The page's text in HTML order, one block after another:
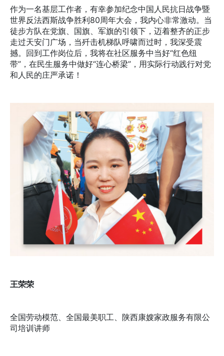
作为一名基层工作者，有幸参加纪念中国人民抗日战争暨
世界反法西斯战争胜利80周年大会，我内心非常激动。当
徒步方队在党旗、国旗、军旗的引领下，迈着整齐的正步
走过天安门广场，当歼击机梯队呼啸而过时，我深受震
撼。回到工作岗位后，我将在社区服务中当好“红色纽
带”，在民生服务中做好“连心桥梁”，用实际行动践行对党
和人民的庄严承诺！
王荣荣
全国劳动模范、全国最美职工、陕西康嫂家政服务有限公
司培训讲师